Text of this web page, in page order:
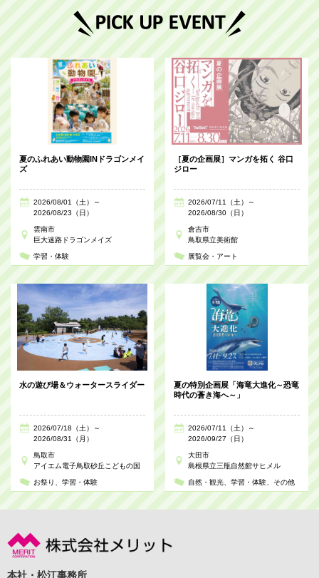
夏のふれあい動物園INドラゴンメイ
ズ
2026/08/01（土）～
2026/08/23（日）
雲南市
巨大迷路ドラゴンメイズ
学習・体験
［夏の企画展］マンガを拓く 谷口
ジロー
2026/07/11（土）～
2026/08/30（日）
倉吉市
鳥取県立美術館
展覧会・アート
水の遊び場＆ウォータースライダー
2026/07/18（土）～
2026/08/31（月）
鳥取市
アイエム電子鳥取砂丘こどもの国
お祭り 学習・体験
夏の特別企画展「海竜大進化～恐竜
時代の蒼き海へ～」
2026/07/11（土）～
2026/09/27（日）
大田市
島根県立三瓶自然館サヒメル
自然・観光 学習・体験 その他
本社・松江事務所